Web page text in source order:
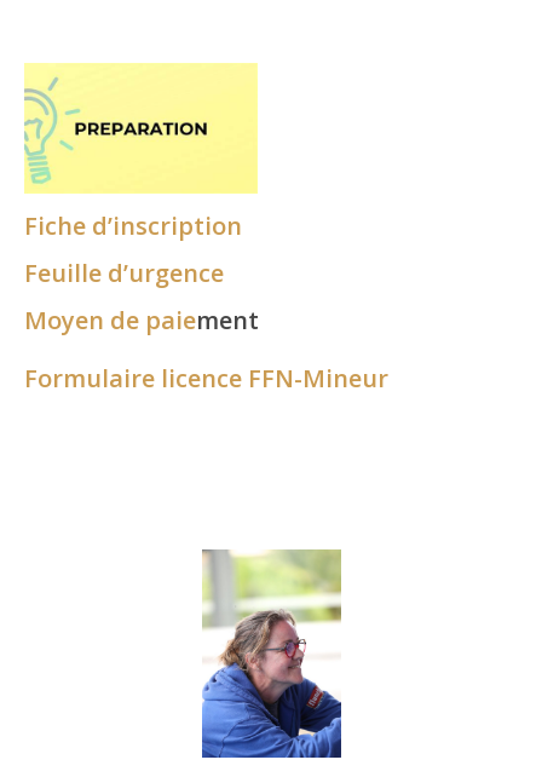
Fiche d’inscription
Feuille d’urgence
Moyen de paiement
Formulaire licence FFN-Mineur